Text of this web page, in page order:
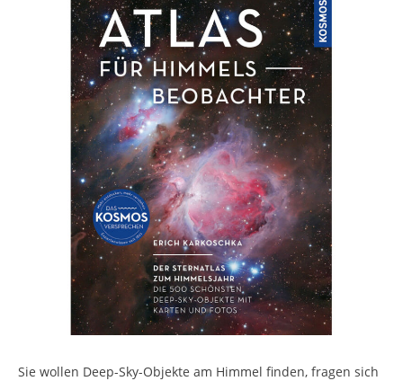
Sie wollen Deep-Sky-Objekte am Himmel finden, fragen sich